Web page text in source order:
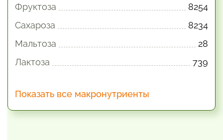
Фруктоза
8254
Сахароза
8234
Мальтоза
28
Лактоза
739
Показать все макронутриенты